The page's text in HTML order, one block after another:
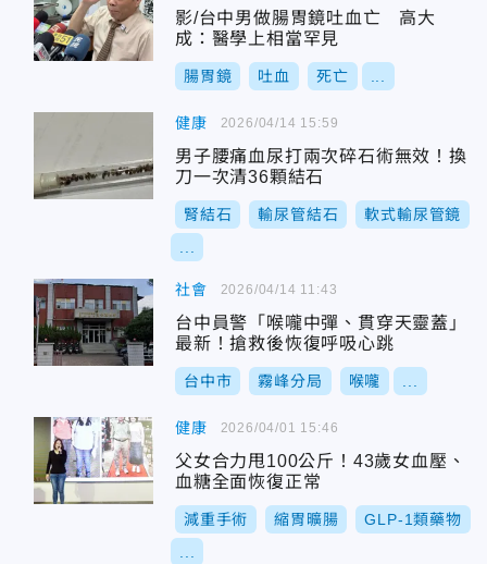
影/台中男做腸胃鏡吐血亡 高大
成：醫學上相當罕見
腸胃鏡 吐血 死亡
健康
男子腰痛血尿打兩次碎石術無效！換
刀一次清36顆結石
腎結石 輸尿管結石 軟式輸尿管鏡
2026/04/14 15:59
社會
台中員警「喉嚨中彈、貫穿天靈蓋」
最新！搶救後恢復呼吸心跳
台中市 霧峰分局 喉嚨
2026/04/14 11:43
健康
父女合力甩100公斤！43歲女血壓、
血糖全面恢復正常
減重手術 縮胃曠腸 GLP-1類藥物
2026/04/01 15:46